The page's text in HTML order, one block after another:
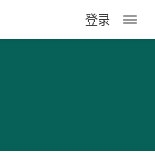
登录